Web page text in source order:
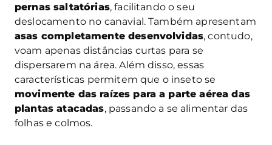
pernas saltatórias, facilitando o seu
deslocamento no canavial. Também apresentam
asas completamente desenvolvidas, contudo,
voam apenas distâncias curtas para se
dispersarem na área. Além disso, essas
características permitem que o inseto se
movimente das raízes para a parte aérea das
plantas atacadas, passando a se alimentar das
folhas e colmos.